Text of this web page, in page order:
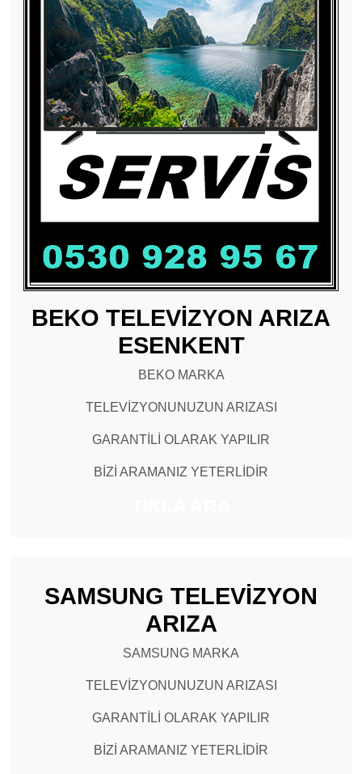
BEKO TELEVİZYON ARIZA
ESENKENT
BEKO MARKA
TELEVİZYONUNUZUN ARIZASI
GARANTİLİ OLARAK YAPILIR
BİZİ ARAMANIZ YETERLİDİR
SAMSUNG TELEVİZYON
ARIZA
SAMSUNG MARKA
TELEVİZYONUNUZUN ARIZASI
GARANTİLİ OLARAK YAPILIR
BİZİ ARAMANIZ YETERLİDİR